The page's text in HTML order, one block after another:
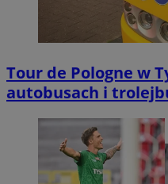
Tour de Pologne w
autobusach i